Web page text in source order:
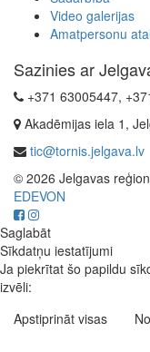
Video galerijas
Amatpersonu
Sazinies ar
+371 63005447,
Akadēmijas iela 1,
tic@tornis.jelgava.lv
© 2026 Jelgavas
EDEVON
Saglabāt
Sīkdatņu iestatījumi
Ja piekrītat šo papildu
izvēli:
Apstiprināt visas